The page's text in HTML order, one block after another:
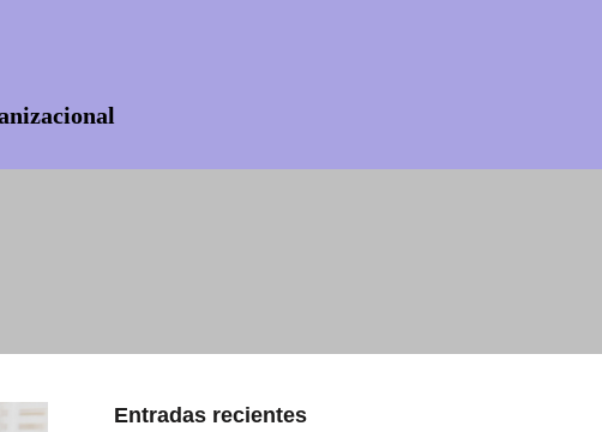
Entradas recientes